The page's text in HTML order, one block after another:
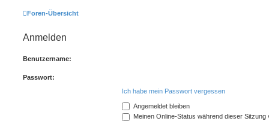
Foren-Übersicht
Anmelden
Benutzername:
Passwort:
Ich habe mein Passwort vergessen
Angemeldet bleiben
Meinen Online-Status während dieser Sitzung